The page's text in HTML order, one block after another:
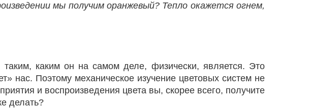
мы получим оранжевый? Тепло окажется огнем,
таким, каким он на самом деле, физически, является. Это
нас. Поэтому механическое изучение цветовых систем не
и воспроизведения цвета вы, скорее всего, получите
делать?